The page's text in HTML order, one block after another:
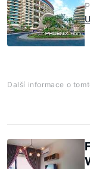
Další informace o